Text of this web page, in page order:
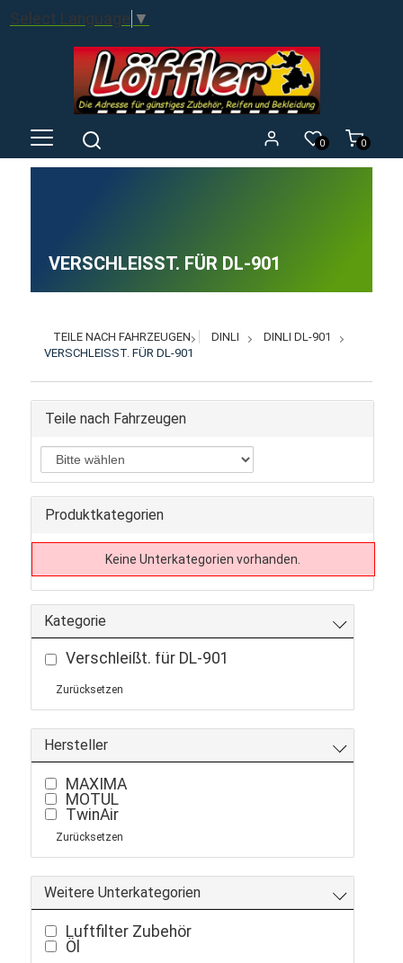
Select Language ▼
0
0
VERSCHLEISST. FÜR DL-901
TEILE NACH FAHRZEUGEN DINLI
DINLI DL-901
VERSCHLEISST. FÜR DL-901
Teile nach Fahrzeugen
Produktkategorien
Keine Unterkategorien vorhanden.
Kategorie
Verschleißt. für DL-901
Zurücksetzen
Hersteller
MAXIMA
MOTUL
TwinAir
Zurücksetzen
Weitere Unterkategorien
Luftfilter Zubehör
Öl